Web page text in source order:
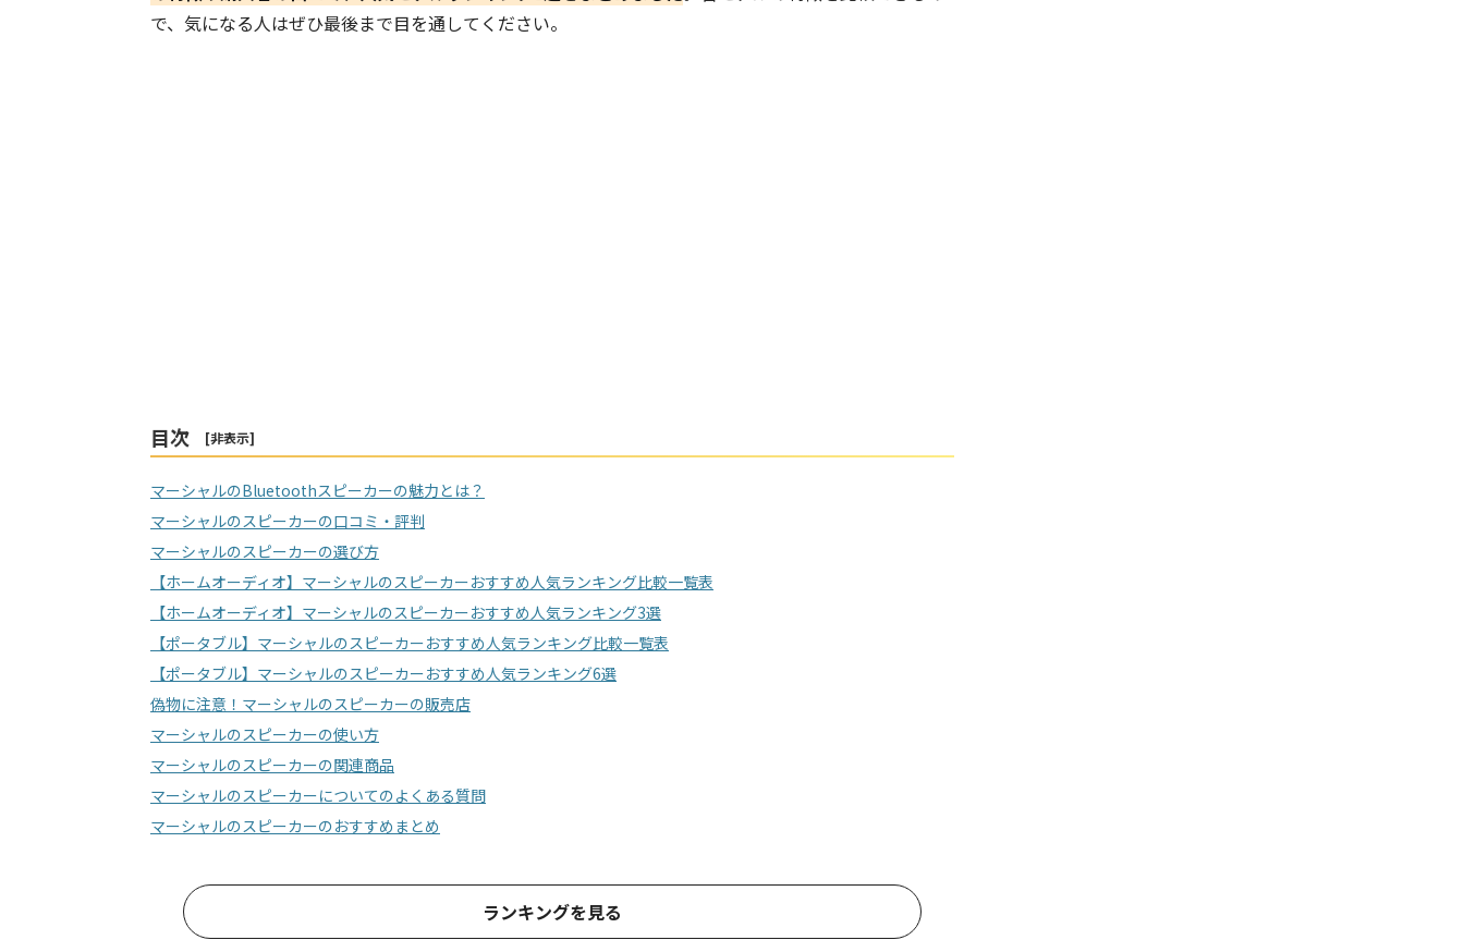
で、気になる人はぜひ最後まで目を通してください。
目次 [非表示]
マーシャルのBluetoothスピーカーの魅力とは？
マーシャルのスピーカーの口コミ・評判
マーシャルのスピーカーの選び方
【ホームオーディオ】マーシャルのスピーカーおすすめ人気ランキング比較一覧表
【ホームオーディオ】マーシャルのスピーカーおすすめ人気ランキング3選
【ポータブル】マーシャルのスピーカーおすすめ人気ランキング比較一覧表
【ポータブル】マーシャルのスピーカーおすすめ人気ランキング6選
偽物に注意！マーシャルのスピーカーの販売店
マーシャルのスピーカーの使い方
マーシャルのスピーカーの関連商品
マーシャルのスピーカーについてのよくある質問
マーシャルのスピーカーのおすすめまとめ
ランキングを見る